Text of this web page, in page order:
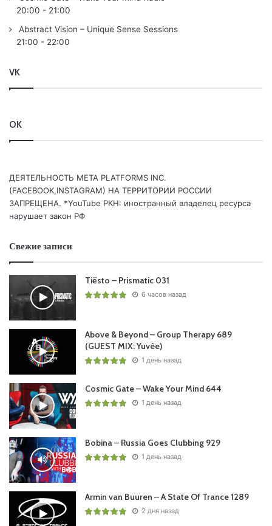
20:00 - 21:00
Abstract Vision – Unique Sense Sessions
21:00 - 22:00
VK
OK
ДЕЯТЕЛЬНОСТЬ МЕТА PLATFORMS INC.
(FACEBOOK,INSTAGRAM) НА ТЕРРИТОРИИ РОССИИ
ЗАПРЕЩЕНА. *YouTube РКН: иностранный владелец ресурса
нарушает закон РФ
Свежие записи
Tiësto – Prismatic 031
6 часов назад
Above & Beyond – Group Therapy 689
(GUEST MIX: Yuvèe)
1 день назад
Cosmic Gate – Wake Your Mind 644
1 день назад
Bobina – Russia Goes Clubbing 929
1 день назад
Armin van Buuren – A State Of Trance 1289
2 дня назад